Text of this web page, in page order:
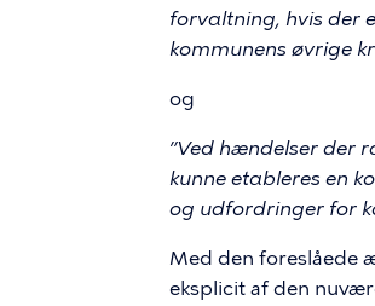
forvaltning, hvis der
kommunens øvrige
og
”Ved hændelser der
kunne etableres en
og udfordringer for
Med den foreslåede
eksplicit af den